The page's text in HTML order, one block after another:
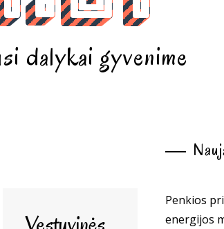
dalykai gyvenime
Penkios
energijos